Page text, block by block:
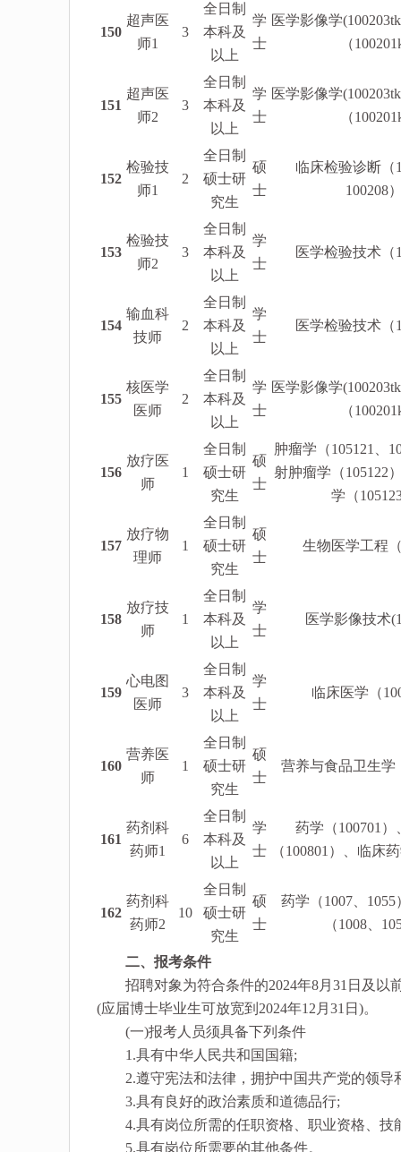
150
超声医
师1
3
全日制
本科及
以上
学
士
医学影像学
（
151
超声医
师2
3
全日制
本科及
以上
学
士
医学影像学
（
152
检验技
师1
2
全日制
硕士研
究生
硕
士
临床检验诊断（
100208
153
检验技
师2
3
全日制
本科及
以上
学
士
医学检验技术（
154
输血科
技师
2
全日制
本科及
以上
学
士
医学检验技术（
155
核医学
医师
2
全日制
本科及
以上
学
士
医学影像学
（
156
放疗医
师
1
全日制
硕士研
究生
硕
士
肿瘤学（105121、
射肿瘤学（105122
学（
157
放疗物
理师
1
全日制
硕士研
究生
硕
士
生物医学工程
158
放疗技
师
1
全日制
本科及
以上
学
士
医学影像技术
159
心电图
医师
3
全日制
本科及
以上
学
士
临床医学（
160
营养医
师
1
全日制
硕士研
究生
硕
士
营养与食品卫生学
161
药剂科
药师1
6
全日制
本科及
以上
学
士
药学（100701）
（100801）、临床
162
药剂科
药师2
10
全日制
硕士研
究生
硕
士
药学（1007、
（1008、
二、报考条件
招聘对象为符合条件的2024年8月31日及以
(应届博士毕业生可放宽到2024年12月31日)。
(一)报考人员须具备下列条件
1.具有中华人民共和国国籍;
2.遵守宪法和法律，拥护中国共产党的领导
3.具有良好的政治素质和道德品行;
4.具有岗位所需的任职资格、职业资格、技
5.具有岗位所需要的其他条件。